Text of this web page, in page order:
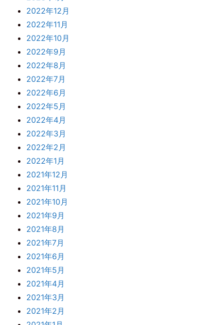
2022年12月
2022年11月
2022年10月
2022年9月
2022年8月
2022年7月
2022年6月
2022年5月
2022年4月
2022年3月
2022年2月
2022年1月
2021年12月
2021年11月
2021年10月
2021年9月
2021年8月
2021年7月
2021年6月
2021年5月
2021年4月
2021年3月
2021年2月